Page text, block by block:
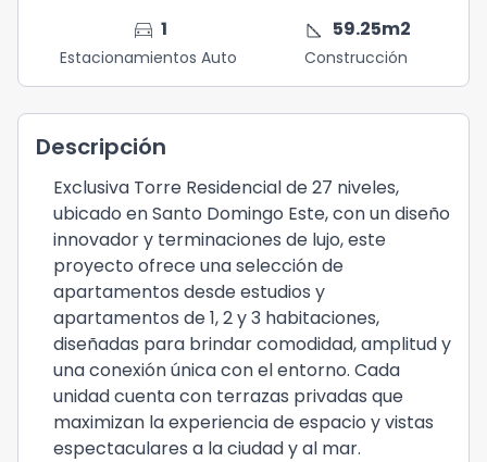
directions_car 1
Estacionamientos Auto
square_foot 59.25m2
Construcción
Descripción
Exclusiva Torre Residencial de 27 niveles,
ubicado en Santo Domingo Este, con un diseño
innovador y terminaciones de lujo, este
proyecto ofrece una selección de
apartamentos desde estudios y
apartamentos de 1, 2 y 3 habitaciones,
diseñadas para brindar comodidad, amplitud y
una conexión única con el entorno. Cada
unidad cuenta con terrazas privadas que
maximizan la experiencia de espacio y vistas
espectaculares a la ciudad y al mar.